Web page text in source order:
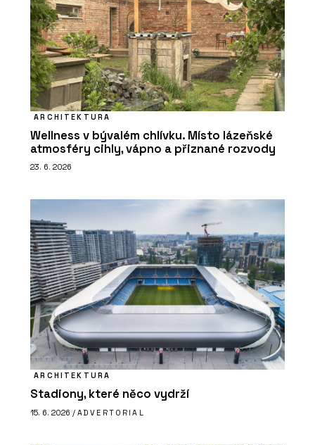
ARCHITEKTURA
Wellness v bývalém chlívku. Místo lázeňské
atmosféry cihly, vápno a přiznané rozvody
23. 6. 2026
ARCHITEKTURA
Stadiony, které něco vydrží
15. 6. 2026 / ADVERTORIAL